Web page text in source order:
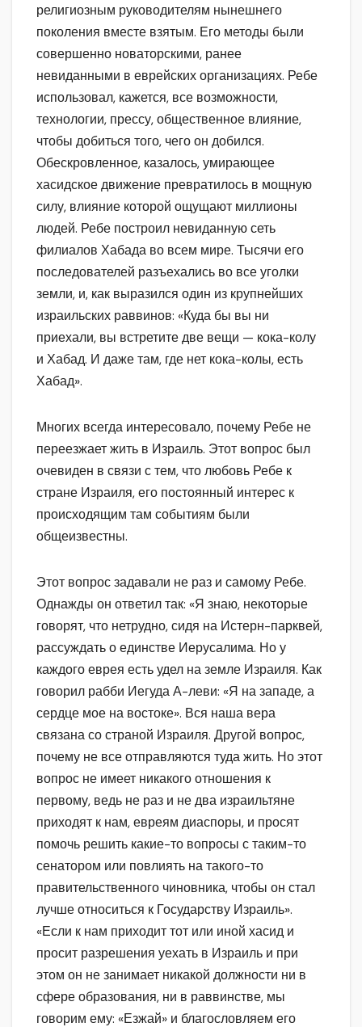
религиозным руководителям нынешнего
поколения вместе взятым. Его методы были
совершенно новаторскими, ранее
невиданными в еврейских организациях. Ребе
использовал, кажется, все возможности,
технологии, прессу, общественное влияние,
чтобы добиться того, чего он добился.
Обескровленное, казалось, умирающее
хасидское движение превратилось в мощную
силу, влияние которой ощущают миллионы
людей. Ребе построил невиданную сеть
филиалов Хабада во всем мире. Тысячи его
последователей разъехались во все уголки
земли, и, как выразился один из крупнейших
израильских раввинов: «Куда бы вы ни
приехали, вы встретите две вещи — кока-колу
и Хабад. И даже там, где нет кока-колы, есть
Хабад».
Многих всегда интересовало, почему Ребе не
переезжает жить в Израиль. Этот вопрос был
очевиден в связи с тем, что любовь Ребе к
стране Израиля, его постоянный интерес к
происходящим там событиям были
общеизвестны.
Этот вопрос задавали не раз и самому Ребе.
Однажды он ответил так: «Я знаю, некоторые
говорят, что нетрудно, сидя на Истерн-парквей,
рассуждать о единстве Иерусалима. Но у
каждого еврея есть удел на земле Израиля. Как
говорил рабби Иегуда А-леви: «Я на западе, а
сердце мое на востоке». Вся наша вера
связана со страной Израиля. Другой вопрос,
почему не все отправляются туда жить. Но этот
вопрос не имеет никакого отношения к
первому, ведь не раз и не два израильтяне
приходят к нам, евреям диаспоры, и просят
помочь решить какие-то вопросы с таким-то
сенатором или повлиять на такого-то
правительственного чиновника, чтобы он стал
лучше относиться к Государству Израиль».
«Если к нам приходит тот или иной хасид и
просит разрешения уехать в Израиль и при
этом он не занимает никакой должности ни в
сфере образования, ни в раввинстве, мы
говорим ему: «Езжай» и благословляем его